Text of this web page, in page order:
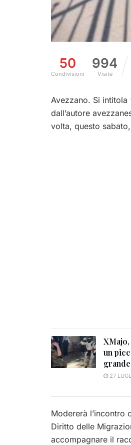
50
Condivisioni
994
Visite
Avezzano. Si intitola
dall’autore
volta, questo
un
27
Modererà l’incontro
Diritto delle
accompagnare il